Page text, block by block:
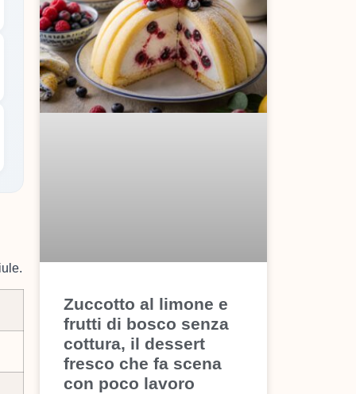
Zuccotto al limone e
frutti di bosco senza
cottura, il dessert
fresco che fa scena
con poco lavoro